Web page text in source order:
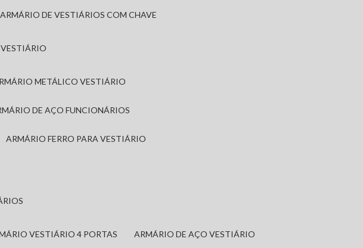
ARMÁRIO DE VESTIÁRIOS COM CHAVE
VESTIÁRIO
ARMÁRIO METÁLICO VESTIÁRIO
DE AÇO FUNCIONÁRIOS
ARMÁRIO FERRO PARA VESTIÁRIO
VESTIÁRIO 4 PORTAS ARMÁRIO DE AÇO VESTIÁRIO